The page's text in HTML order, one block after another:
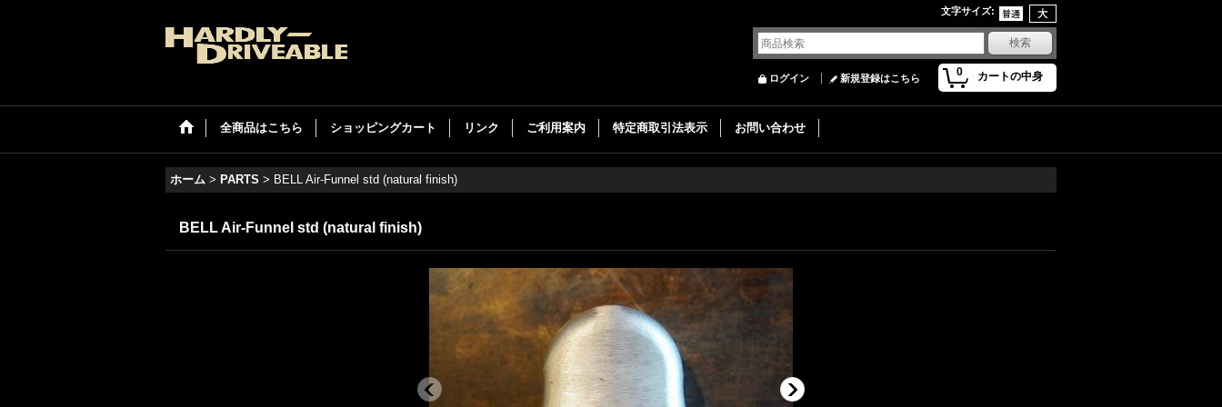
文字サイズ:
0 カートの中身
ログイン 新規登録はこちら
全商品はこちら ショッピングカート リンク ご利用案内 特定商取引法表示 お問い合わせ
ホーム > PARTS > BELL Air-Funnel std (natural finish)
BELL Air-Funnel std (natural finish)